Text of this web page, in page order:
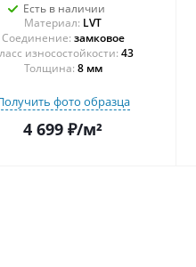
Есть в наличии
Материал: LVT
Соединение: замковое
43
Толщина: 8 мм
фото образца
4 699 ₽/м²